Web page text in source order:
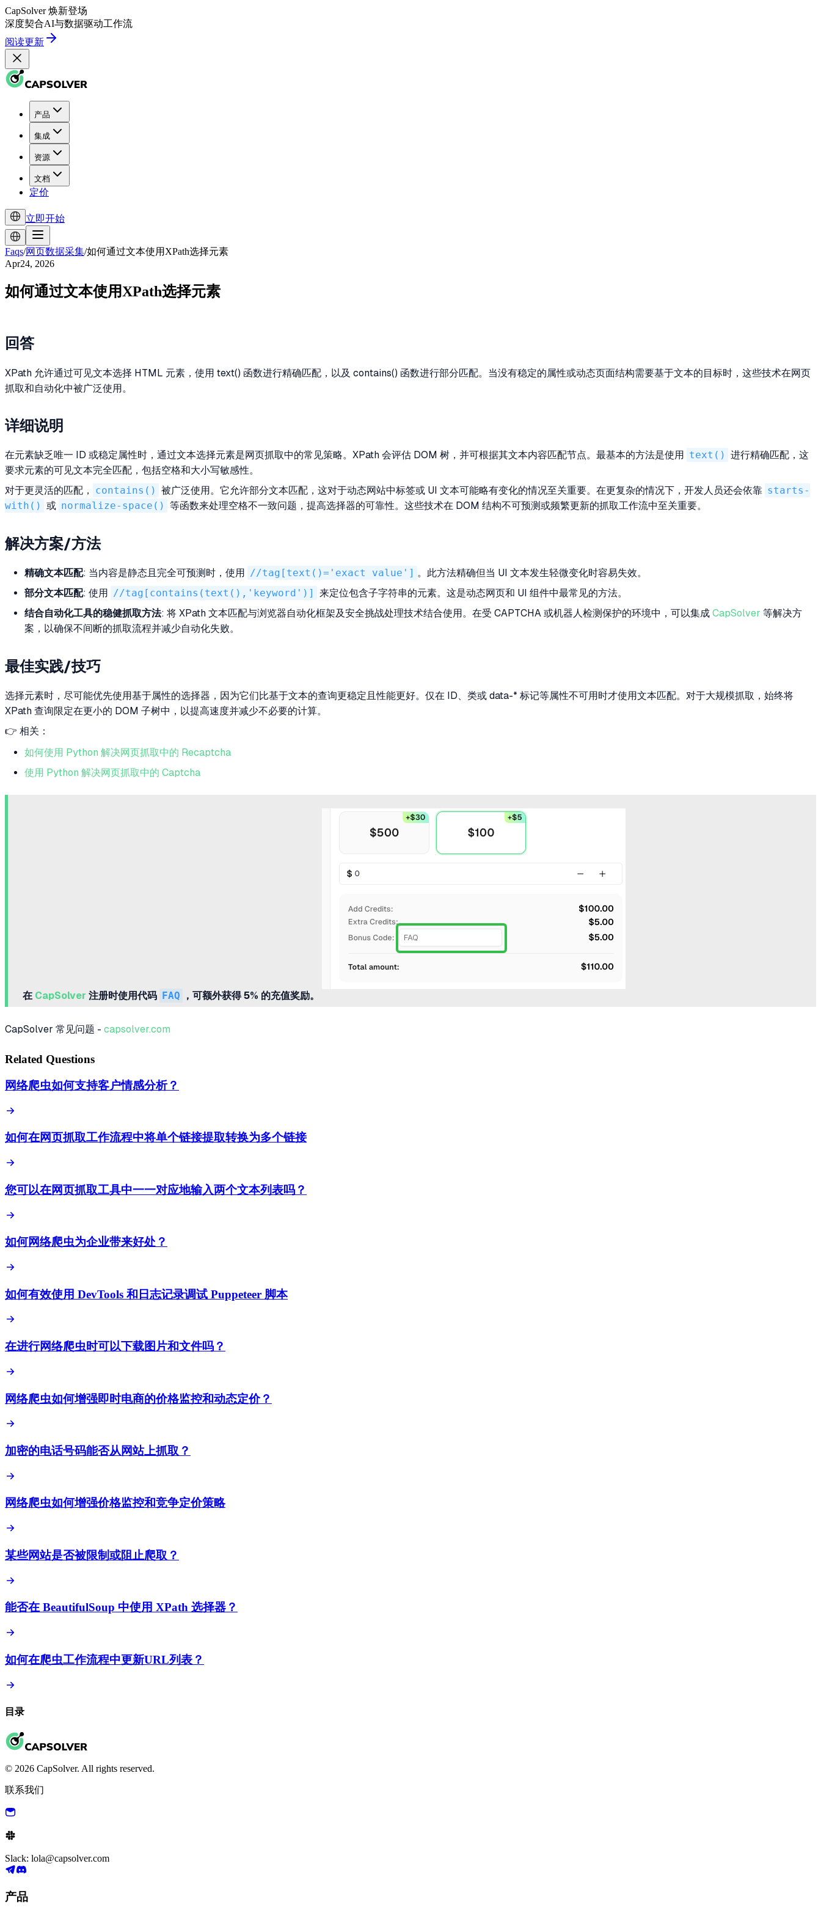
CapSolver 焕新登场
深度契合AI与数据驱动工作流
阅读更新
产品
集成
资源
文档
定价
立即开始
Faqs/网页数据采集/如何通过文本使用XPath选择元素
Apr24, 2026
如何通过文本使用XPath选择元素
回答
XPath 允许通过可见文本选择 HTML 元素，使用 text() 函数进行精确匹配，以及 contains() 函数进行部分匹配。当没有稳定的属性或动态页面结构需要基于文本的目标时，这些技术在网页
抓取和自动化中被广泛使用。
详细说明
在元素缺乏唯一 ID 或稳定属性时，通过文本选择元素是网页抓取中的常见策略。XPath 会评估 DOM 树，并可根据其文本内容匹配节点。最基本的方法是使用 text() 进行精确匹配，这
要求元素的可见文本完全匹配，包括空格和大小写敏感性。
对于更灵活的匹配，
contains() 被广泛使用。它允许部分文本匹配，这对于动态网站中标签或 UI 文本可能略有变化的情况至关重要。在更复杂的情况下，开发人员还会依靠 starts-
with() 或 normalize-space() 等函数来处理空格不一致问题，提高选择器的可靠性。这些技术在 DOM 结构不可预测或频繁更新的抓取工作流中至关重要。
解决方案/方法
精确文本匹配: 当内容是静态且完全可预测时，使用 //tag[text()='exact value'] 。此方法精确但当 UI 文本发生轻微变化时容易失效。
部分文本匹配: 使用 //tag[contains(text(),'keyword')]
来定位包含子字符串的元素。这是动态网页和 UI 组件中最常见的方法。
结合自动化工具的稳健抓取方法: 将 XPath 文本匹配与浏览器自动化框架及安全挑战处理技术结合使用。在受 CAPTCHA 或机器人检测保护的环境中，可以集成 CapSolver 等解决方
案，以确保不间断的抓取流程并减少自动化失败。
最佳实践/技巧
选择元素时，尽可能优先使用基于属性的选择器，因为它们比基于文本的查询更稳定且性能更好。仅在 ID、类或 data-* 标记等属性不可用时才使用文本匹配。对于大规模抓取，始终将
XPath 查询限定在更小的 DOM 子树中，以提高速度并减少不必要的计算。
👉 相关：
如何使用 Python 解决网页抓取中的 Recaptcha
使用 Python 解决网页抓取中的 Captcha
在 CapSolver 注册时使用代码 FAQ ，可额外获得 5% 的充值奖励。
CapSolver 常见问题 - capsolver.com
Related Questions
网络爬虫如何支持客户情感分析？
如何在网页抓取工作流程中将单个链接提取转换为多个链接
您可以在网页抓取工具中一一对应地输入两个文本列表吗？
如何网络爬虫为企业带来好处？
如何有效使用 DevTools 和日志记录调试 Puppeteer 脚本
在进行网络爬虫时可以下载图片和文件吗？
网络爬虫如何增强即时电商的价格监控和动态定价？
加密的电话号码能否从网站上抓取？
网络爬虫如何增强价格监控和竞争定价策略
某些网站是否被限制或阻止爬取？
能否在 BeautifulSoup 中使用 XPath 选择器？
如何在爬虫工作流程中更新URL列表？
目录
© 2026 CapSolver. All rights reserved.
联系我们
Slack: lola@capsolver.com
产品